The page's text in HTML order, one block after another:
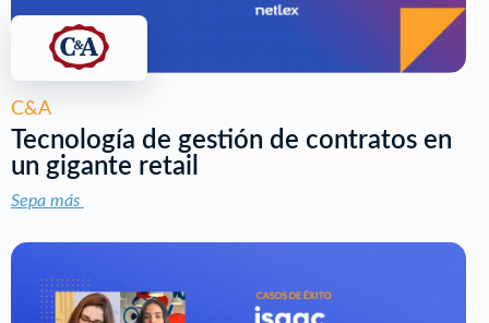
C&A
Tecnología de gestión de contratos en
un gigante retail
Sepa más